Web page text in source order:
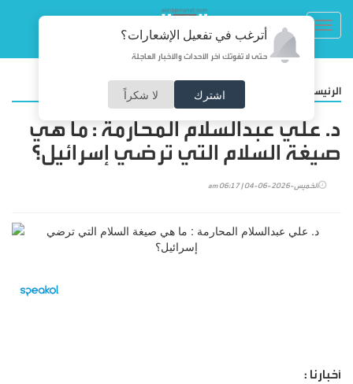
أترغب في تفعيل الإشعارات؟
حتى لا تفوتك آخر الأحداث والأخبار العاجلة
اشترك لا شكراً الرئيسية
د. علي عبدالسلام المحارمة : ما هي
صيغة السلام التي ترضي إسرائيل؟
الخميس-2026-06-04 | 06:17 am
أخبارنا :